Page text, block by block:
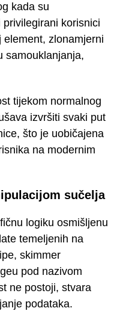
kada su
korisnici
element, zlonamjerni
samouklanjanja,
tijekom normalnog
izvršiti svaki put
što je uobičajena
na modernim
sučelja
logiku osmišljenu
temeljenih na
skimmer
pod nazivom
ne postoji, stvara
podataka.